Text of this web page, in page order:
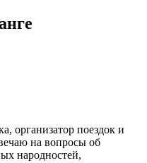
русским языком он
догадываться о сути.
о том, о сем, наша
тишине, с
Минь, молодец, он
всем помогать,
насыщена
долгая и
по
хаотичное движение
Очень понравились
организатор поездок и
на вопросы об
народностей,